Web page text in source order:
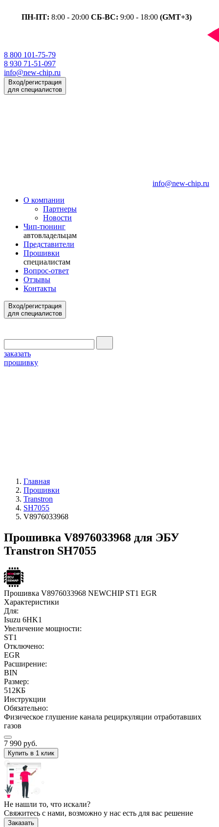
ПН-ПТ: 8:00 - 20:00 СБ-ВС: 9:00 - 18:00 (GMT+3)
8 800 101-75-79
8 930 71-51-097
info@new-chip.ru
Вход/регистрация
для специалистов
info@new-chip.ru
О компании
Партнеры
Новости
Чип-тюнинг
автовладельцам
Представители
Прошивки
специалистам
Вопрос-ответ
Отзывы
Контакты
Вход/регистрация
для специалистов
заказать
прошивку
Главная
Прошивки
Transtron
SH7055
V8976033968
Прошивка V8976033968 для ЭБУ
Transtron SH7055
Прошивка V8976033968 NEWCHIP ST1 EGR
Характеристики
Для:
Isuzu 6HK1
Увеличение мощности:
ST1
Отключено:
EGR
Расширение:
BIN
Размер:
512КБ
Инструкции
Обязательно:
Физическое глушение канала рециркуляции отработавших
газов
7 990 руб.
Купить в 1 клик
Не нашли то, что искали?
Свяжитесь с нами, возможно у нас есть для вас решение
Заказать